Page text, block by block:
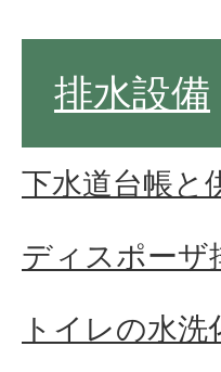
排水設備
下水道台帳と
ディスポーザ
トイレの水洗